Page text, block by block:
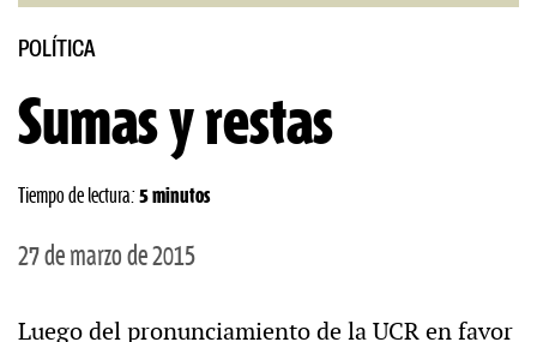
POLÍTICA
Sumas y restas
Tiempo de lectura: 5 minutos
27 de marzo de 2015
Luego del pronunciamiento de la UCR en favor